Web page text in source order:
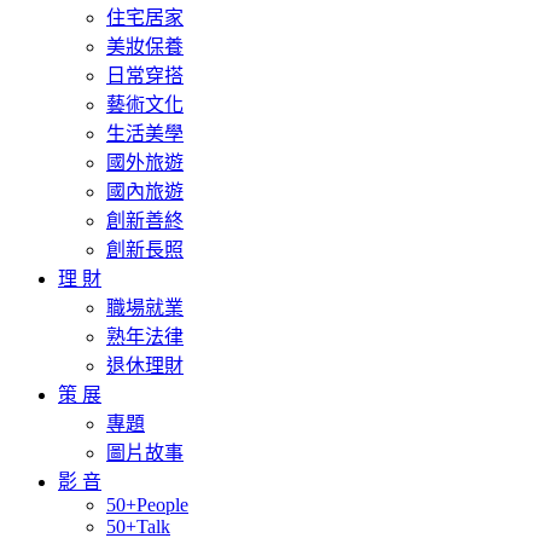
住宅居家
美妝保養
日常穿搭
藝術文化
生活美學
國外旅遊
國內旅遊
創新善終
創新長照
理 財
職場就業
熟年法律
退休理財
策 展
專題
圖片故事
影 音
50+People
50+Talk